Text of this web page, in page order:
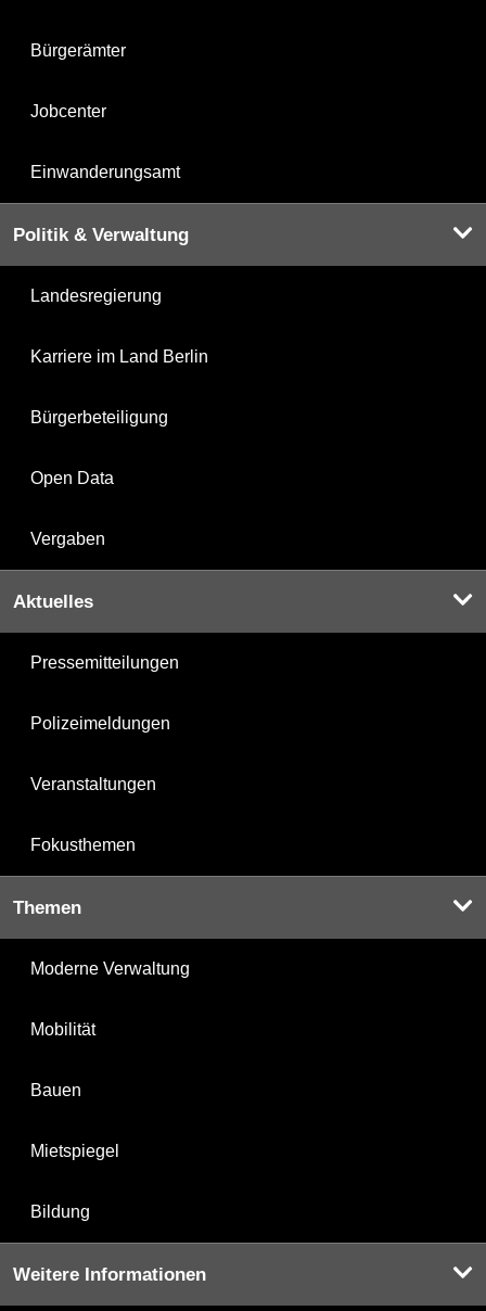
Bürgerämter
Jobcenter
Einwanderungsamt
Politik & Verwaltung
Landesregierung
Karriere im Land Berlin
Bürgerbeteiligung
Open Data
Vergaben
Aktuelles
Pressemitteilungen
Polizeimeldungen
Veranstaltungen
Fokusthemen
Themen
Moderne Verwaltung
Mobilität
Bauen
Mietspiegel
Bildung
Weitere Informationen